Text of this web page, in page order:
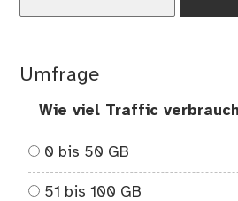
Umfrage
Wie viel Traffic
0 bis 50 GB
51 bis 100 GB